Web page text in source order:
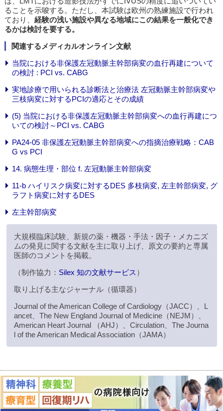
ることを示唆する。ただし、本試験は欧州の熟練施設で行われ
ており、 経験の浅い施設や異なる地域にこの結果を一般化でき
るかは検討を要する。
関連するメディカルオンライン文献
当院における非保護左冠動脈主幹部病変の血行再建について
の検討 : PCI vs. CABG
実地診療で用いられる診断法と治療法 左冠動脈主幹部病変や
三枝病変に対するPCIの適応とその成績
(5) 当院における非保護左冠動脈主幹部病変への血行再建につ
いての検討～PCI vs. CABG
PA24-05 非保護左冠動脈主幹部病変への指摘治療戦略：CAB
G vs PCI
14. 病態生理・部位 f. 左冠動脈主幹部病変
11-b ハイリスク病変に対するDES 多枝病変, 左主幹部病変, グ
ラフト病変に対するDES
左主幹部病変
大規模臨床試験、新規の薬・機器・手法・因子・メカニズ
ムの発見に関する文献を主に取り上げ、原文の要約と専属
医師のコメントを掲載。
（制作協力： Silex 知の文献サービス ）
取り上げる主なジャーナル（循環器）
Journal of the American College of Cardiology（JACC）、L
ancet、The New England Journal of Medicine（NEJM）、
American Heart Journal （AHJ）、Circulation、The Journa
l of the American Medical Association（JAMA）